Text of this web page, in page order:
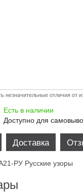
незначительные отличия от
Есть в наличии
Доступно для
Доставка
РУ Русские узоры